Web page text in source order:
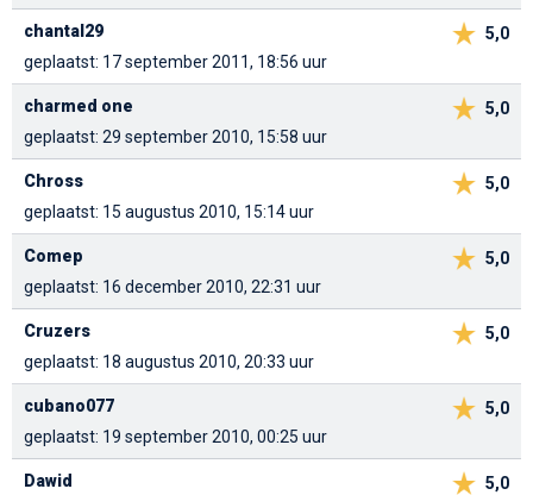
5,0
chantal29
geplaatst: 17 september 2011, 18:56 uur
5,0
charmed one
geplaatst: 29 september 2010, 15:58 uur
5,0
Chross
geplaatst: 15 augustus 2010, 15:14 uur
5,0
Comep
geplaatst: 16 december 2010, 22:31 uur
5,0
Cruzers
geplaatst: 18 augustus 2010, 20:33 uur
5,0
cubano077
geplaatst: 19 september 2010, 00:25 uur
5,0
Dawid